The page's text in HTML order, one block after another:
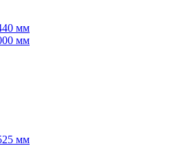
мм
мм
мм